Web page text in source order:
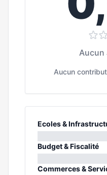
Aucun
Aucun
Ecoles &
0%
Budget & Fiscalité
0%
Commerces &